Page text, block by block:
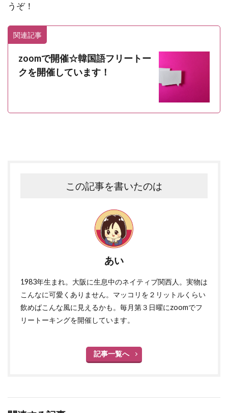
うぞ！
関連記事
zoomで開催☆韓国語フリートー
クを開催しています！
この記事を書いたのは
あい
1983年生まれ。大阪に生息中のネイティブ関西人。実物は
こんなに可愛くありません。マッコリを２リットルくらい
飲めばこんな風に見えるかも。毎月第３日曜にzoomでフ
リートーキングを開催しています。
記事一覧へ